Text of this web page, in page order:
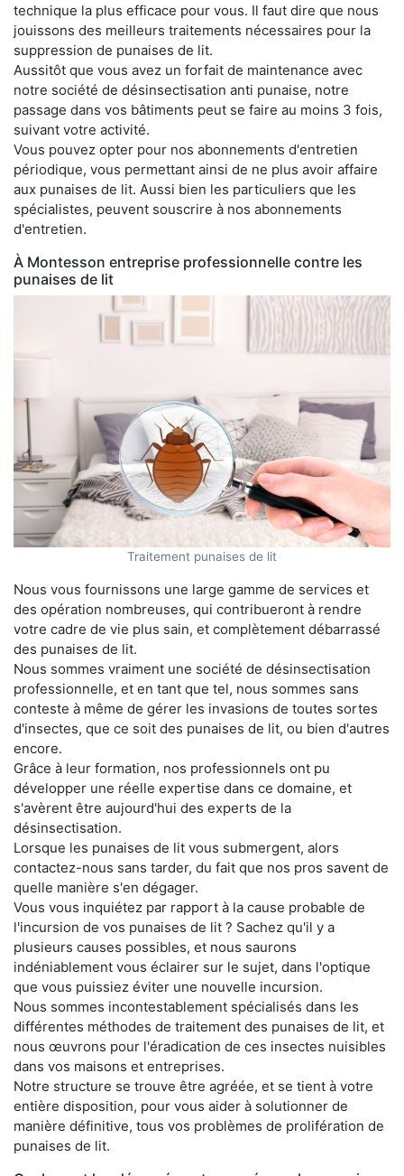
technique la plus efficace pour vous. Il faut dire que nous
jouissons des meilleurs traitements nécessaires pour la
suppression de punaises de lit.
Aussitôt que vous avez un forfait de maintenance avec
notre société de désinsectisation anti punaise, notre
passage dans vos bâtiments peut se faire au moins 3 fois,
suivant votre activité.
Vous pouvez opter pour nos abonnements d'entretien
périodique, vous permettant ainsi de ne plus avoir affaire
aux punaises de lit. Aussi bien les particuliers que les
spécialistes, peuvent souscrire à nos abonnements
d'entretien.
À Montesson entreprise professionnelle contre les
punaises de lit
Traitement punaises de lit
Nous vous fournissons une large gamme de services et
des opération nombreuses, qui contribueront à rendre
votre cadre de vie plus sain, et complètement débarrassé
des punaises de lit.
Nous sommes vraiment une société de désinsectisation
professionnelle, et en tant que tel, nous sommes sans
conteste à même de gérer les invasions de toutes sortes
d'insectes, que ce soit des punaises de lit, ou bien d'autres
encore.
Grâce à leur formation, nos professionnels ont pu
développer une réelle expertise dans ce domaine, et
s'avèrent être aujourd'hui des experts de la
désinsectisation.
Lorsque les punaises de lit vous submergent, alors
contactez-nous sans tarder, du fait que nos pros savent de
quelle manière s'en dégager.
Vous vous inquiétez par rapport à la cause probable de
l'incursion de vos punaises de lit ? Sachez qu'il y a
plusieurs causes possibles, et nous saurons
indéniablement vous éclairer sur le sujet, dans l'optique
que vous puissiez éviter une nouvelle incursion.
Nous sommes incontestablement spécialisés dans les
différentes méthodes de traitement des punaises de lit, et
nous œuvrons pour l'éradication de ces insectes nuisibles
dans vos maisons et entreprises.
Notre structure se trouve être agréée, et se tient à votre
entière disposition, pour vous aider à solutionner de
manière définitive, tous vos problèmes de prolifération de
punaises de lit.